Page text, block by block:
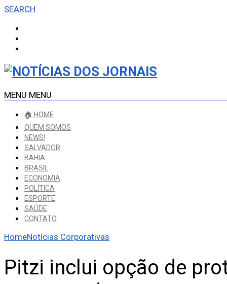
SEARCH
MENU MENU
🏠 HOME
QUEM SOMOS
NEWS!
SALVADOR
BAHIA
BRASIL
ECONOMIA
POLÍTICA
ESPORTE
SAÚDE
CONTATO
HomeNotícias Corporativas
Pitzi inclui opção de